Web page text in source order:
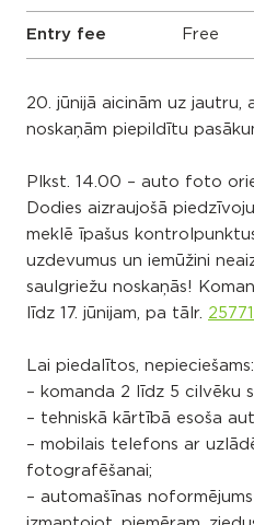
Entry fee Free
20. jūnijā aicinām uz jautru,
noskaņām piepildītu
Plkst. 14.00 – auto foto
Dodies aizraujošā
meklē īpašus
uzdevumus un iemūžini
saulgriežu noskaņās!
līdz 17. jūnijam, pa tālr.
Lai piedalītos, nepieciešams:
– komanda 2 līdz 5 cilvēku
– tehniskā kārtībā esoša
– mobilais telefons ar
fotografēšanai;
– automašīnas